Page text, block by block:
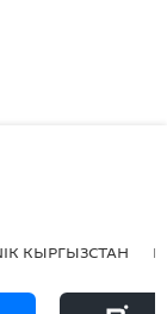
КЫРГЫЗСТАН